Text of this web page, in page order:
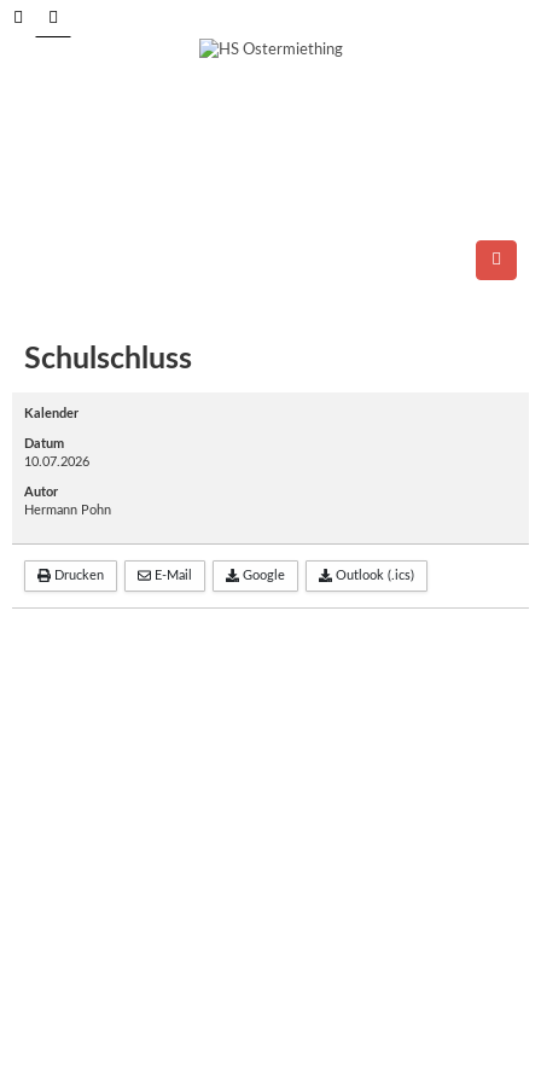
Schulschluss
Kalender
Datum
10.07.2026
Autor
Hermann Pohn
Drucken E-Mail Google Outlook (.ics)